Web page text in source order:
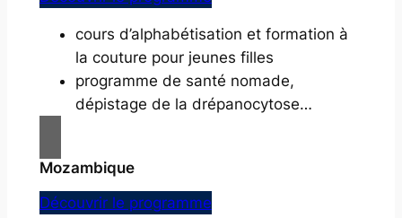
cours d’alphabétisation et formation à
la couture pour jeunes filles
programme de santé nomade,
dépistage de la drépanocytose…
Mozambique
Découvrir le programme